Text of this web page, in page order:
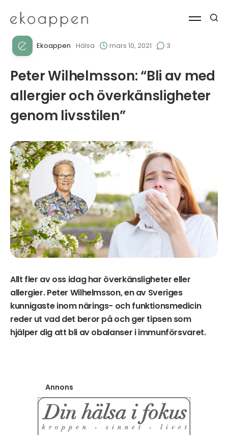
Ekoappen Hälsa mars 10, 2021 3
Peter Wilhelmsson: “Bli av med
allergier och överkänsligheter
genom livsstilen”
Allt fler av oss idag har överkänsligheter eller
allergier. Peter Wilhelmsson, en av Sveriges
kunnigaste inom närings- och funktionsmedicin
reder ut vad det beror på och ger tipsen som
hjälper dig att bli av obalanser i immunförsvaret.
Annons